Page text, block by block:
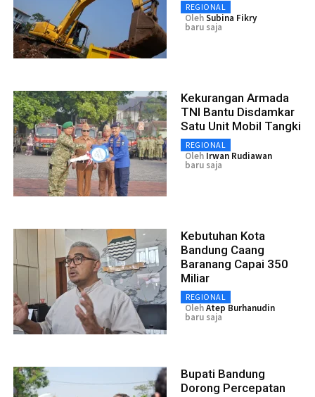
REGIONAL
OlehSubina Fikry
baru saja
Kekurangan Armada
TNI Bantu Disdamkar
Satu Unit Mobil Tangki
REGIONAL
Oleh Irwan Rudiawan
baru saja
Kebutuhan Kota
Bandung Caang
Baranang Capai 350
Miliar
REGIONAL
OlehAtep Burhanudin
baru saja
Bupati Bandung
Dorong Percepatan